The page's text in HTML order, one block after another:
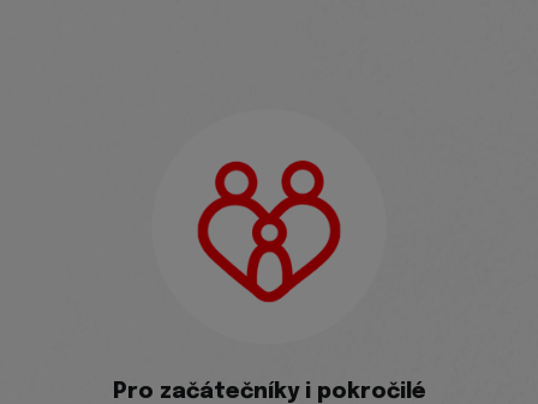
Pro začátečníky i pokročilé